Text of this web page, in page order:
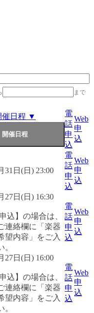
まで
催日程 ▼
電
話
申
込
Web
申
込
31日(日) 23:00
電
話
申
込
Web
申
込
27日(日) 16:30
込】の場合は、
連絡欄に「楽器
望内容」をご入
。
電
話
申
込
Web
申
込
27日(日) 16:00
込】の場合は、
連絡欄に「楽器
望内容」をご入
。
電
話
申
込
Web
申
込